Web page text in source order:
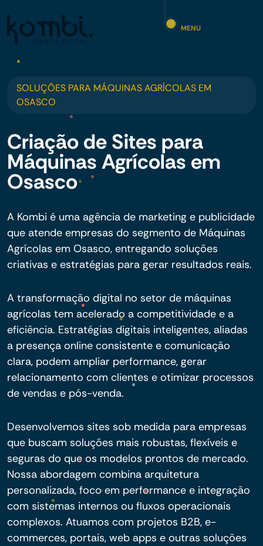
MENU
SOLUÇÕES PARA MÁQUINAS AGRÍCOLAS EM
OSASCO
Criação de Sites para
Máquinas Agrícolas em
Osasco
A Kombi é uma agência de marketing e publicidade
que atende empresas do segmento de Máquinas
Agrícolas em Osasco, entregando soluções
criativas e estratégias para gerar resultados reais.
A transformação digital no setor de máquinas
agrícolas tem acelerado a competitividade e a
eficiência. Estratégias digitais inteligentes, aliadas
a presença online consistente e comunicação
clara, podem ampliar performance, gerar
relacionamento com clientes e otimizar processos
de vendas e pós-venda.
Desenvolvemos sites sob medida para empresas
que buscam soluções mais robustas, flexíveis e
seguras do que os modelos prontos de mercado.
Nossa abordagem combina arquitetura
personalizada, foco em performance e integração
com sistemas internos ou fluxos operacionais
complexos. Atuamos com projetos B2B, e-
commerces, portais, web apps e outras soluções